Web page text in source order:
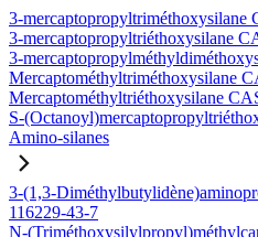
3-mercaptopropyltriméthoxysilane
3-mercaptopropyltriéthoxysilane
3-
Mercaptométhyltriméthoxysilane
Mercaptométhyltriéthoxysilane
S-
Amino-silanes
3-(1,3-
116229-43-7
N-